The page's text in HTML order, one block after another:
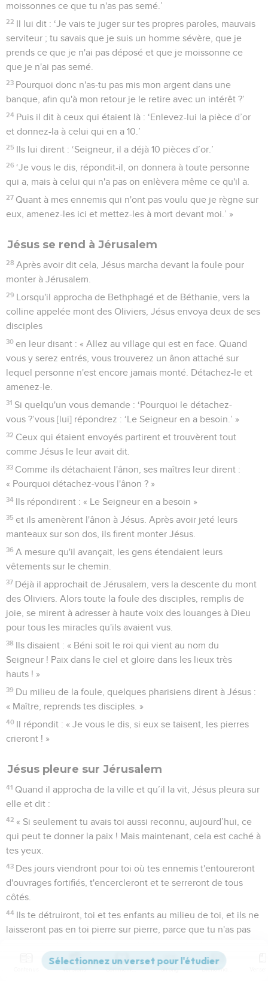
moissonnes ce que tu n'as pas semé.’
22 Il lui dit : ‘Je vais te juger sur tes propres paroles, mauvais
serviteur ; tu savais que je suis un homme sévère, que je
prends ce que je n'ai pas déposé et que je moissonne ce
que je n'ai pas semé.
23 Pourquoi donc n'as-tu pas mis mon argent dans une
banque, afin qu'à mon retour je le retire avec un intérêt ?’
24 Puis il dit à ceux qui étaient là : ‘Enlevez-lui la pièce d’or
et donnez-la à celui qui en a 10.’
25 Ils lui dirent : ‘Seigneur, il a déjà 10 pièces d’or.’
26 ‘Je vous le dis, répondit-il, on donnera à toute personne
qui a, mais à celui qui n'a pas on enlèvera même ce qu'il a.
27 Quant à mes ennemis qui n'ont pas voulu que je règne sur
eux, amenez-les ici et mettez-les à mort devant moi.’ »
Jésus se rend à Jérusalem
28 Après avoir dit cela, Jésus marcha devant la foule pour
monter à Jérusalem.
29 Lorsqu'il approcha de Bethphagé et de Béthanie, vers la
colline appelée mont des Oliviers, Jésus envoya deux de ses
disciples
30 en leur disant : « Allez au village qui est en face. Quand
vous y serez entrés, vous trouverez un ânon attaché sur
lequel personne n'est encore jamais monté. Détachez-le et
amenez-le.
31 Si quelqu'un vous demande : ‘Pourquoi le détachez-
vous ?’vous [lui] répondrez : ‘Le Seigneur en a besoin.’ »
32 Ceux qui étaient envoyés partirent et trouvèrent tout
comme Jésus le leur avait dit.
33 Comme ils détachaient l'ânon, ses maîtres leur dirent :
« Pourquoi détachez-vous l'ânon ? »
34 Ils répondirent : « Le Seigneur en a besoin »
35 et ils amenèrent l'ânon à Jésus. Après avoir jeté leurs
manteaux sur son dos, ils firent monter Jésus.
36 A mesure qu'il avançait, les gens étendaient leurs
vêtements sur le chemin.
37 Déjà il approchait de Jérusalem, vers la descente du mont
des Oliviers. Alors toute la foule des disciples, remplis de
joie, se mirent à adresser à haute voix des louanges à Dieu
pour tous les miracles qu'ils avaient vus.
38 Ils disaient : « Béni soit le roi qui vient au nom du
Seigneur ! Paix dans le ciel et gloire dans les lieux très
hauts ! »
39 Du milieu de la foule, quelques pharisiens dirent à Jésus :
« Maître, reprends tes disciples. »
40 Il répondit : « Je vous le dis, si eux se taisent, les pierres
crieront ! »
Jésus pleure sur Jérusalem
41 Quand il approcha de la ville et qu’il la vit, Jésus pleura sur
elle et dit :
42 « Si seulement tu avais toi aussi reconnu, aujourd’hui, ce
qui peut te donner la paix ! Mais maintenant, cela est caché à
tes yeux.
43 Des jours viendront pour toi où tes ennemis t'entoureront
d'ouvrages fortifiés, t'encercleront et te serreront de tous
côtés.
44 Ils te détruiront, toi et tes enfants au milieu de toi, et ils ne
laisseront pas en toi pierre sur pierre, parce que tu n'as pas
Jésus dans le temple
Versions Commentaires Strong